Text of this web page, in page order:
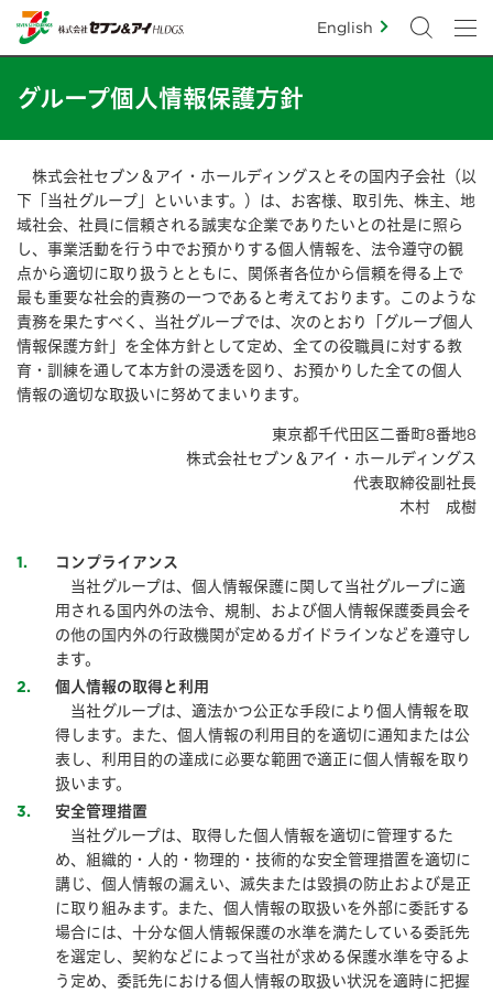
English
グループ個人情報保護方針
株式会社セブン＆アイ・ホールディングスとその国内子会社（以
下「当社グループ」といいます。）は、お客様、取引先、株主、地
域社会、社員に信頼される誠実な企業でありたいとの社是に照ら
し、事業活動を行う中でお預かりする個人情報を、法令遵守の観
点から適切に取り扱うとともに、関係者各位から信頼を得る上で
最も重要な社会的責務の一つであると考えております。このような
責務を果たすべく、当社グループでは、次のとおり「グループ個人
情報保護方針」を全体方針として定め、全ての役職員に対する教
育・訓練を通して本方針の浸透を図り、お預かりした全ての個人
情報の適切な取扱いに努めてまいります。
東京都千代田区二番町8番地8
株式会社セブン＆アイ・ホールディングス
代表取締役副社長
木村 成樹
1 コンプライアンス
当社グループは、個人情報保護に関して当社グループに適
用される国内外の法令、規制、および個人情報保護委員会そ
の他の国内外の行政機関が定めるガイドラインなどを遵守し
ます。
2 個人情報の取得と利用
当社グループは、適法かつ公正な手段により個人情報を取
得します。また、個人情報の利用目的を適切に通知または公
表し、利用目的の達成に必要な範囲で適正に個人情報を取り
扱います。
3 安全管理措置
当社グループは、取得した個人情報を適切に管理するた
め、組織的・人的・物理的・技術的な安全管理措置を適切に
講じ、個人情報の漏えい、滅失または毀損の防止および是正
に取り組みます。また、個人情報の取扱いを外部に委託する
場合には、十分な個人情報保護の水準を満たしている委託先
を選定し、契約などによって当社が求める保護水準を守るよ
う定め、委託先における個人情報の取扱い状況を適時に把握